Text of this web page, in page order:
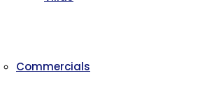
Commercials